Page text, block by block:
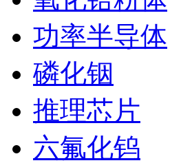
功率半导体
磷化铟
推理芯片
六氟化钨